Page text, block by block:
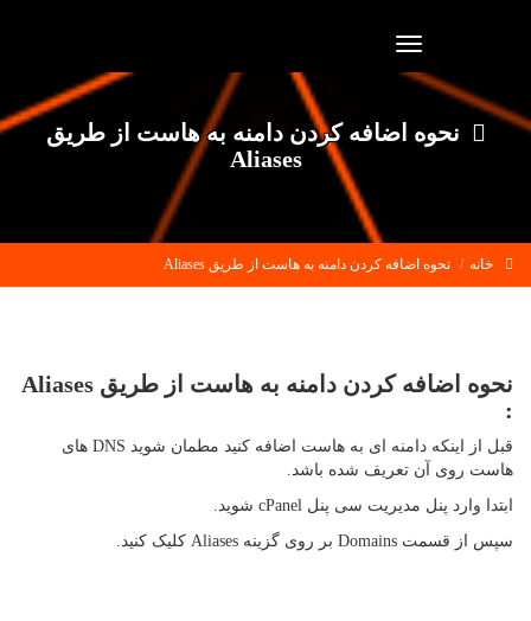
Toggle
navigation
نحوه اضافه کردن دامنه به هاست از طریق
Aliases
خانه نحوه اضافه کردن دامنه به هاست از طریق Aliases
نحوه اضافه کردن دامنه به هاست از طریق Aliases
:
قبل از اینکه دامنه ای به هاست اضافه کنید مطمان شوید DNS های
هاست روی آن تعریف شده باشد.
ابتدا وارد پنل مدیریت سی پنل cPanel شوید.
سپس از قسمت Domains بر روی گزینه Aliases کلیک کنید.